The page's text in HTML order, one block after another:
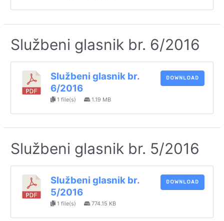
Službeni glasnik br. 6/2016
Službeni glasnik br.
6/2016
1 file(s) 1.19 MB
DOWNLOAD
Službeni glasnik br. 5/2016
Službeni glasnik br.
5/2016
1 file(s) 774.15 KB
DOWNLOAD